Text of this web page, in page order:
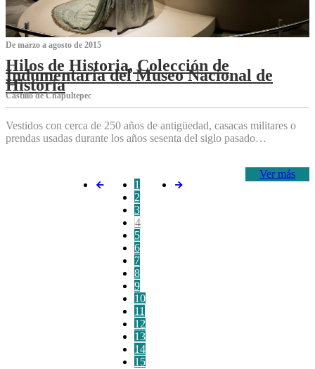
De marzo a agosto de 2015
Hilos de Historia, Colección de
Indumentaria del Museo Nacional de
Historia
Castillo de Chapultepec
Vestidos con cerca de 250 años de antigüedad, casacas militares o
prendas usadas durante los años sesenta del siglo pasado…
Ver más
1
2
3
4
5
6
7
8
9
10
11
12
13
14
15